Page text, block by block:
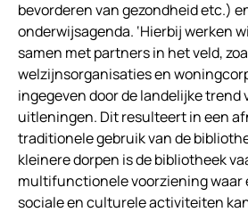
bevorderen van gezondheid etc.)
onderwijsagenda. ‘Hierbij werken
samen met partners in het veld,
welzijnsorganisaties en
ingegeven door de landelijke trend
uitleningen. Dit resulteert in een
traditionele gebruik van de
kleinere dorpen is de bibliotheek
multifunctionele voorziening waar
sociale en culturele activiteiten